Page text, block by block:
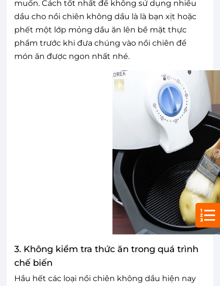
muốn. Cách tốt nhất để không sử dụng nhiều
dầu cho nồi chiên không dầu là là bạn xịt hoặc
phết một lớp mỏng dầu ăn lên bề mặt thực
phẩm trước khi đưa chúng vào nồi chiên để
món ăn được ngon nhất nhé.
3. Không kiểm tra thức ăn trong quá trình
chế biến
Hầu hết các loại nồi chiên không dầu hiện nay